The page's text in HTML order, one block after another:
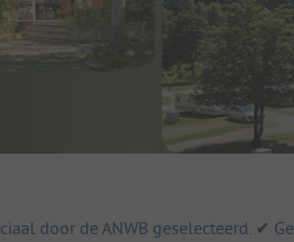
door de ANWB geselecteerd. ✔